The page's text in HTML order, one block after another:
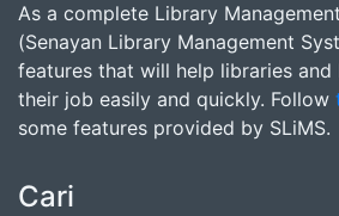
As a complete Library
(Senayan Library Management
features that will help libraries
their job easily and quickly. Follow
some features provided by SLiMS.
Cari